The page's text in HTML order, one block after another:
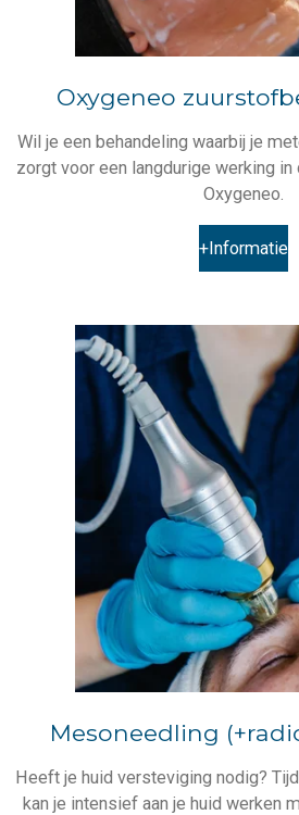
Oxygeneo
Wil je een behandeling waarbij je
zorgt voor een langdurige werking
Oxygeneo.
+Informatie
Mesoneedling
Heeft je huid versteviging nodig?
kan je intensief aan je huid werken